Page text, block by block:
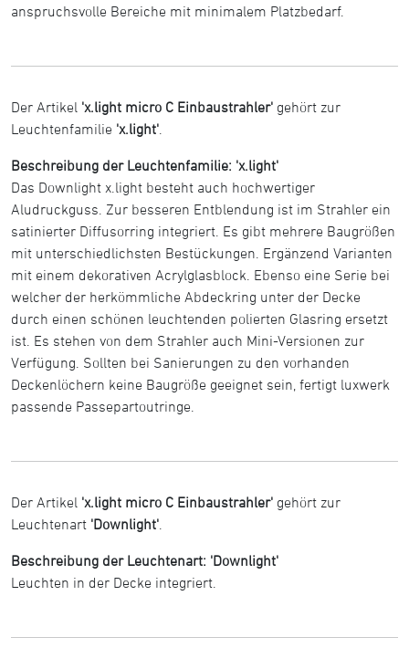
anspruchsvolle Bereiche mit minimalem Platzbedarf.
Der Artikel 'x.light micro C Einbaustrahler' gehört zur
Leuchtenfamilie 'x.light'
Beschreibung der Leuchtenfamilie: 'x.light'
Das Downlight x.light besteht auch hochwertiger
Aludruckguss. Zur besseren Entblendung ist im Strahler ein
satinierter Diffusorring integriert. Es gibt mehrere Baugrößen
mit unterschiedlichsten Bestückungen. Ergänzend Varianten
mit einem dekorativen Acrylglasblock. Ebenso eine Serie bei
welcher der herkömmliche Abdeckring unter der Decke
durch einen schönen leuchtenden polierten Glasring ersetzt
ist. Es stehen von dem Strahler auch Mini-Versionen zur
Verfügung. Sollten bei Sanierungen zu den vorhanden
Deckenlöchern keine Baugröße geeignet sein, fertigt luxwerk
passende Passepartoutringe.
Der Artikel 'x.light micro C Einbaustrahler' gehört zur
Leuchtenart 'Downlight'
Beschreibung der Leuchtenart: 'Downlight'
Leuchten in der Decke integriert.